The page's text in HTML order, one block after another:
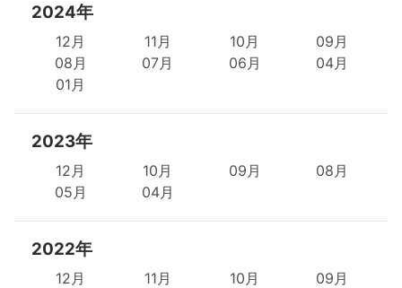
2024年
12月 11月 10月
09月
08月
07月 06月
04月
01月
2023年
12月 10月 09月
08月
05月
04月
2022年
12月 11月 10月
09月